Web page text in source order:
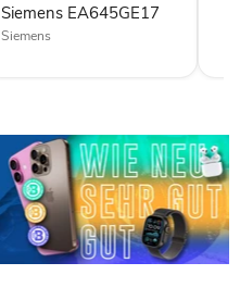
Siemens EA645GE17
Siemens